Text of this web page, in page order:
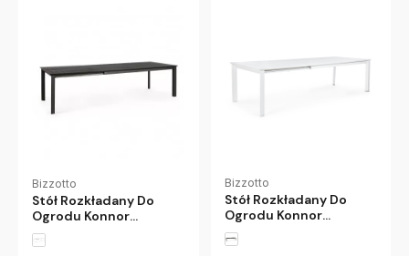
Bizzotto
Stół Rozkładany Do
Ogrodu Konnor
200X300 Cm
Antracytowy Bizzotto
Bizzotto
Stół Rozkładany Do
Ogrodu Konnor
200X300 Cm Biały
Bizzotto